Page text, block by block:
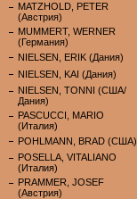
MATZHOLD, PETER
(Австрия)
MUMMERT, WERNER
(Германия)
NIELSEN, ERIK (Дания)
NIELSEN, KAI (Дания)
NIELSEN, TONNI (США/
Дания)
PASCUCCI, MARIO
(Италия)
POHLMANN, BRAD (США)
POSELLA, VITALIANO
(Италия)
PRAMMER, JOSEF
(Австрия)